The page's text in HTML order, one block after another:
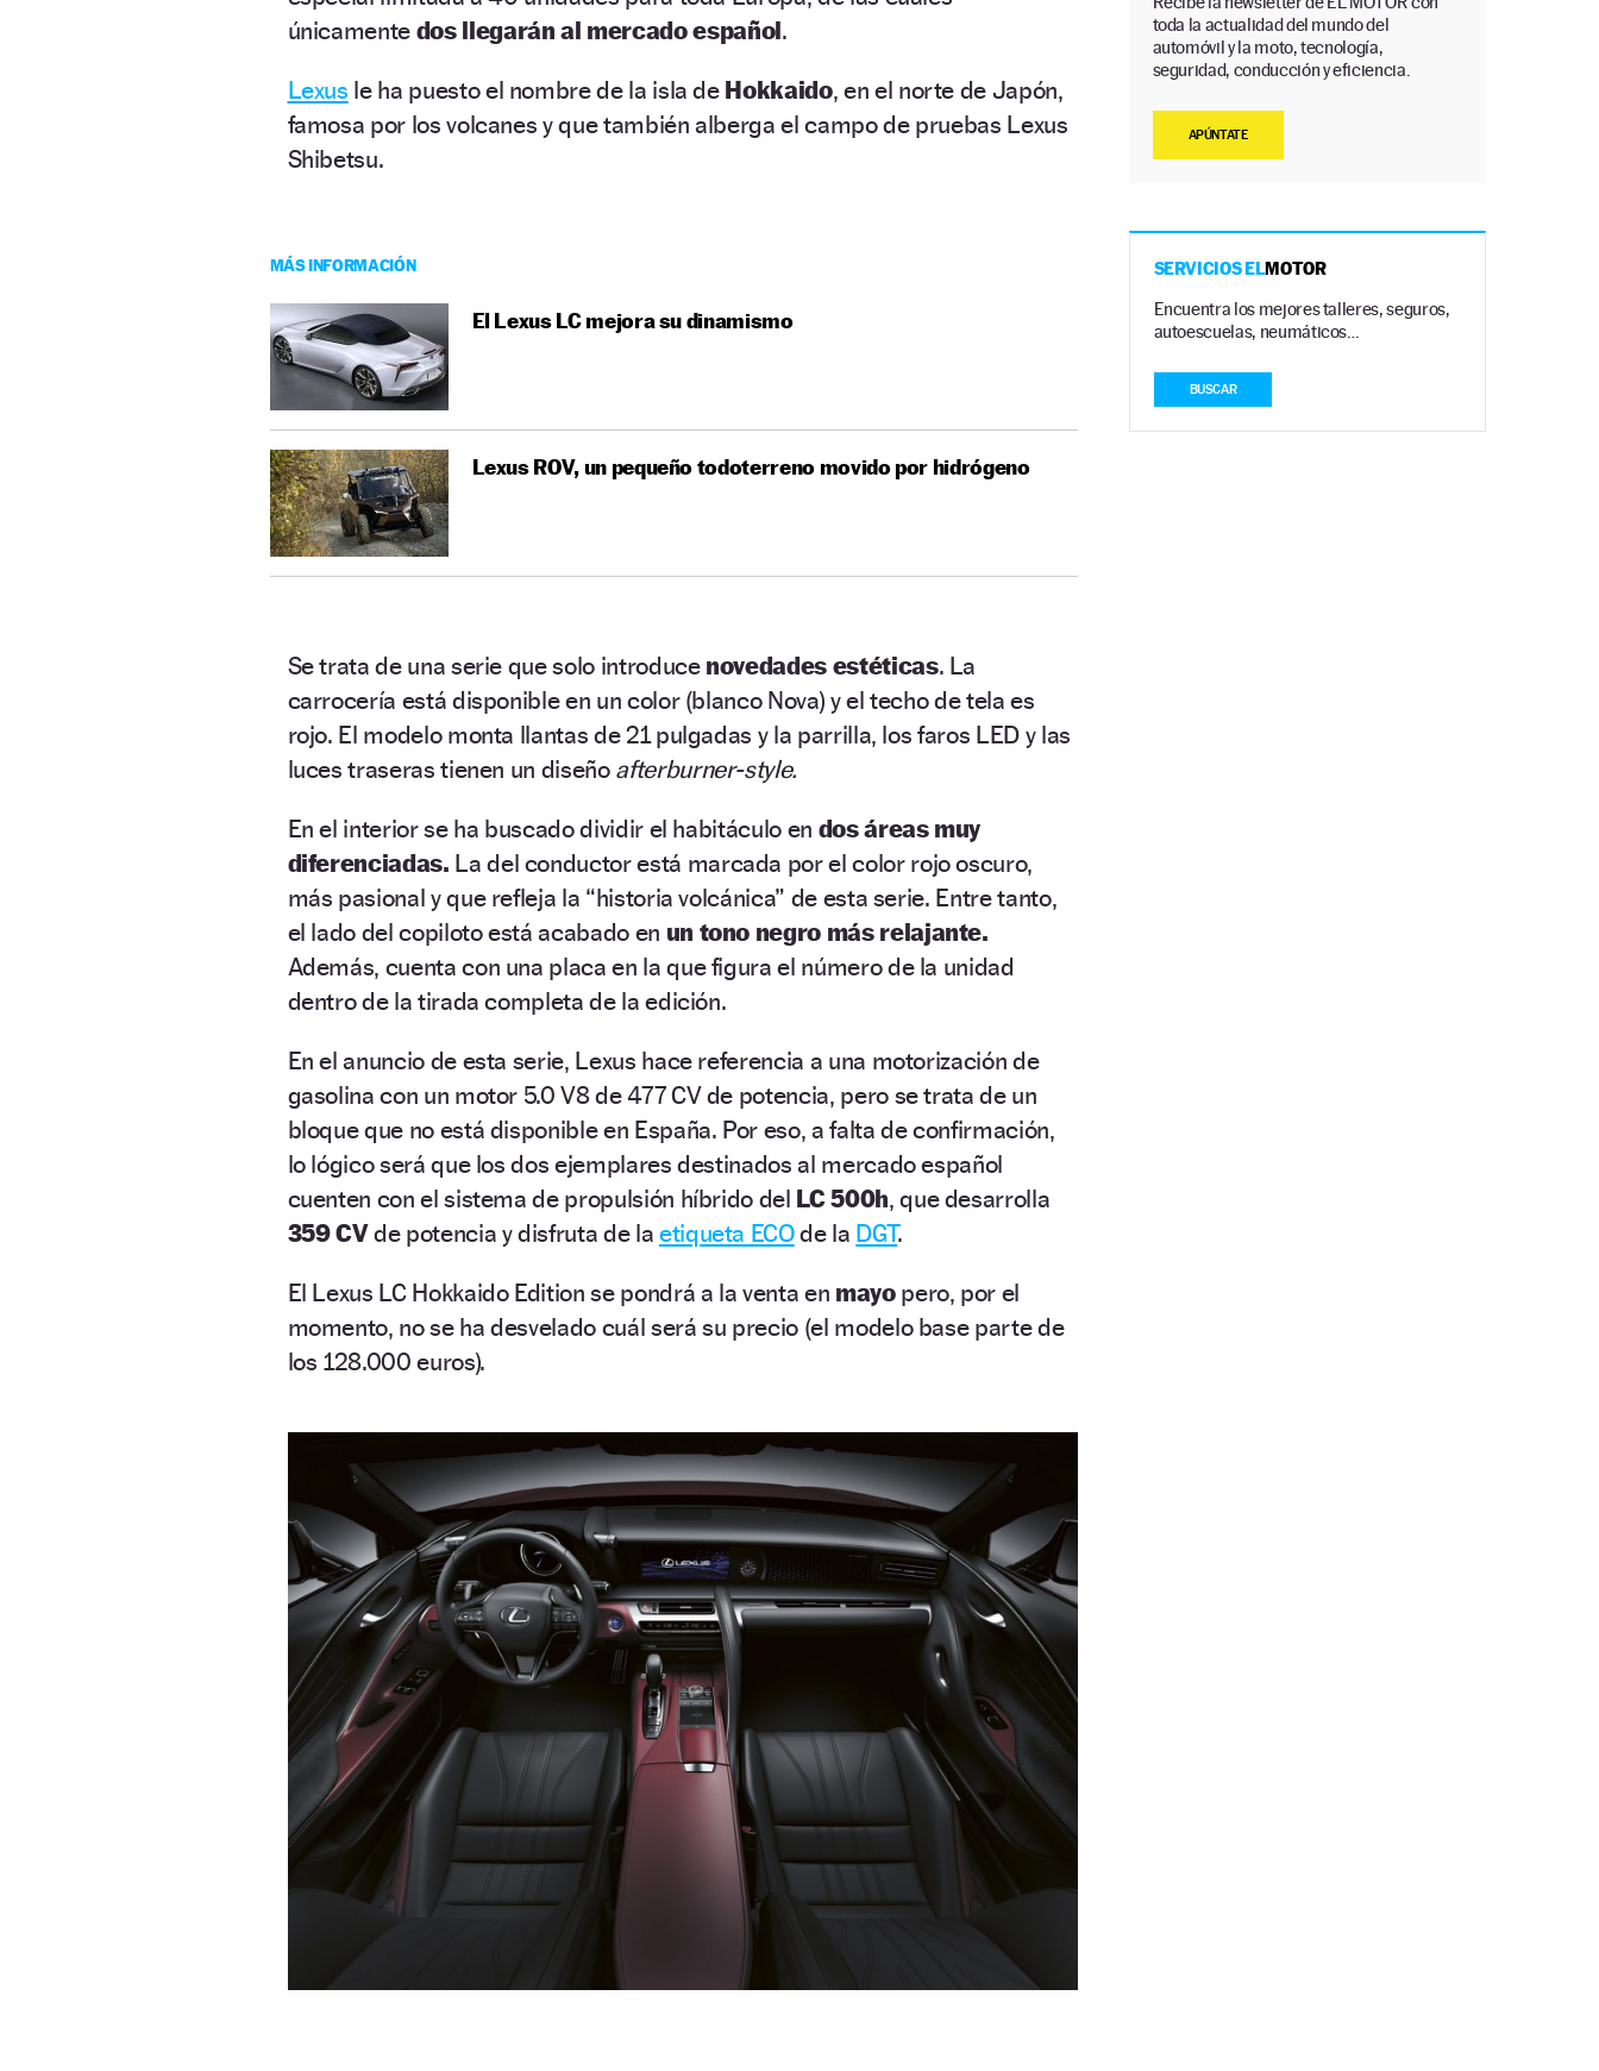
únicamente dos llegarán al mercado español.
Lexus le ha puesto el nombre de la isla de Hokkaido, en el norte de Japón,
famosa por los volcanes y que también alberga el campo de pruebas Lexus
Shibetsu.
MÁS INFORMACIÓN
El Lexus LC mejora su dinamismo
Lexus ROV, un pequeño todoterreno movido por hidrógeno
Se trata de una serie que solo introduce novedades estéticas. La
carrocería está disponible en un color (blanco Nova) y el techo de tela es
rojo. El modelo monta llantas de 21 pulgadas y la parrilla, los faros LED y las
luces traseras tienen un diseño afterburner-style.
En el interior se ha buscado dividir el habitáculo en dos áreas muy
diferenciadas. La del conductor está marcada por el color rojo oscuro,
más pasional y que refleja la “historia volcánica” de esta serie. Entre tanto,
el lado del copiloto está acabado en un tono negro más relajante.
Además, cuenta con una placa en la que figura el número de la unidad
dentro de la tirada completa de la edición.
En el anuncio de esta serie, Lexus hace referencia a una motorización de
gasolina con un motor 5.0 V8 de 477 CV de potencia, pero se trata de un
bloque que no está disponible en España. Por eso, a falta de confirmación,
lo lógico será que los dos ejemplares destinados al mercado español
cuenten con el sistema de propulsión híbrido del LC 500h, que desarrolla
359 CVde potencia y disfruta de la etiqueta ECOde la DGT.
El Lexus LC Hokkaido Edition se pondrá a la venta en mayopero, por el
momento, no se ha desvelado cuál será su precio (el modelo base parte de
los 128.000 euros).
toda la actualidad del mundo del
automóvil y la moto, tecnología,
seguridad, conducción y eficiencia.
APÚNTATE
SERVICIOS ELMOTOR
Encuentra los mejores talleres, seguros,
autoescuelas, neumáticos…
BUSCAR